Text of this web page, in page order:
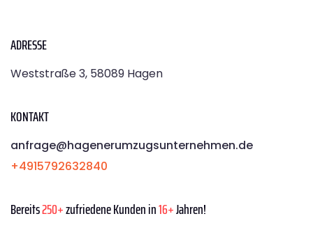
ADRESSE
Weststraße 3, 58089 Hagen
KONTAKT
anfrage@hagenerumzugsunternehmen.de
+4915792632840
Bereits250+zufriedene Kunden in16+Jahren!